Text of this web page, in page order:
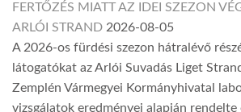
FERTŐZÉS MIATT AZ IDEI SZEZON
ARLÓI STRAND 2026-08-05
A 2026-os fürdési szezon hátralévő
látogatókat az Arlói Suvadás Liget
Zemplén Vármegyei Kormányhivatal
vizsgálatok eredményei alapján